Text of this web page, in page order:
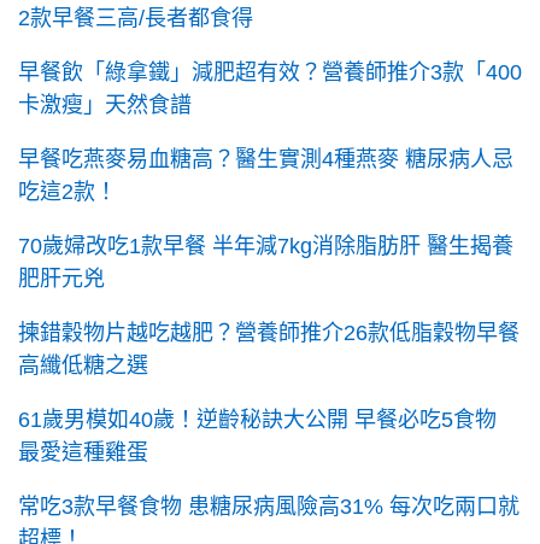
2款早餐三高/長者都食得
早餐飲「綠拿鐵」減肥超有效？營養師推介3款「400
卡激瘦」天然食譜
早餐吃燕麥易血糖高？醫生實測4種燕麥 糖尿病人忌
吃這2款！
70歲婦改吃1款早餐 半年減7kg消除脂肪肝 醫生揭養
肥肝元兇
揀錯穀物片越吃越肥？營養師推介26款低脂穀物早餐
高纖低糖之選
61歲男模如40歲！逆齡秘訣大公開 早餐必吃5食物
最愛這種雞蛋
常吃3款早餐食物 患糖尿病風險高31% 每次吃兩口就